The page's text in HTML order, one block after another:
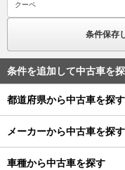
クーペ
条件保存
条件を追加して中古車を
都道府県から中古車を探す
メーカーから中古車を探す
車種から中古車を探す